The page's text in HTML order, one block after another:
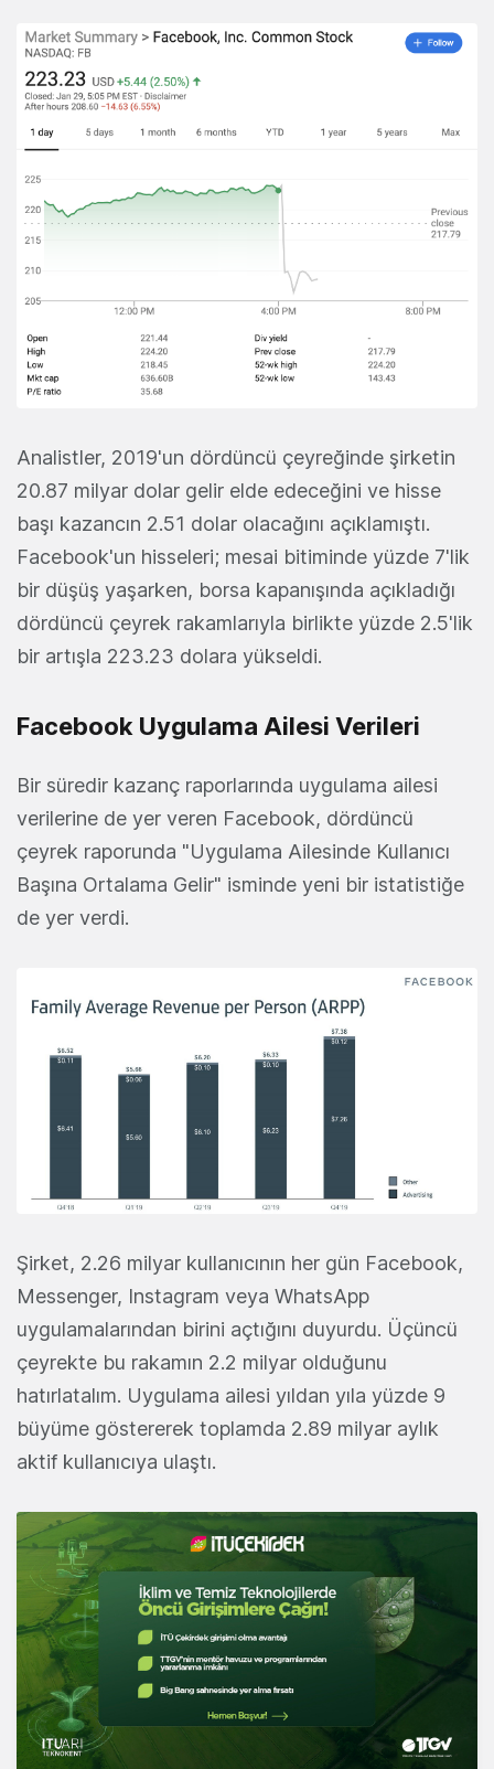
Analistler, 2019'un dördüncü çeyreğinde şirketin
20.87 milyar dolar gelir elde edeceğini ve hisse
başı kazancın 2.51 dolar olacağını açıklamıştı.
Facebook'un hisseleri; mesai bitiminde yüzde 7'lik
bir düşüş yaşarken, borsa kapanışında açıkladığı
dördüncü çeyrek rakamlarıyla birlikte yüzde 2.5'lik
bir artışla 223.23 dolara yükseldi.
Facebook Uygulama Ailesi Verileri
Bir süredir kazanç raporlarında uygulama ailesi
verilerine de yer veren Facebook, dördüncü
çeyrek raporunda "Uygulama Ailesinde Kullanıcı
Başına Ortalama Gelir" isminde yeni bir istatistiğe
de yer verdi.
Şirket, 2.26 milyar kullanıcının her gün Facebook,
Messenger, Instagram veya WhatsApp
uygulamalarından birini açtığını duyurdu. Üçüncü
çeyrekte bu rakamın 2.2 milyar olduğunu
hatırlatalım. Uygulama ailesi yıldan yıla yüzde 9
büyüme göstererek toplamda 2.89 milyar aylık
aktif kullanıcıya ulaştı.